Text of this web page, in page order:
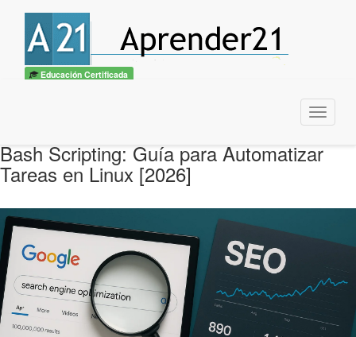
Educación Certificada
Menu
Bash Scripting: Guía para Automatizar
Tareas en Linux [2026]